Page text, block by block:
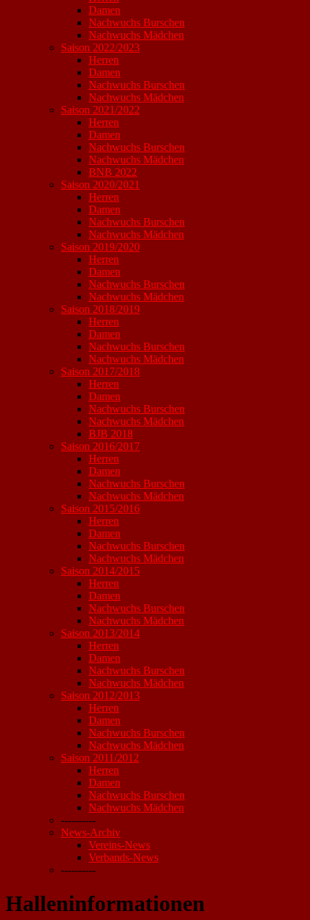
Damen
Nachwuchs Burschen
Nachwuchs Mädchen
Saison 2022/2023
Herren
Damen
Nachwuchs Burschen
Nachwuchs Mädchen
Saison 2021/2022
Herren
Damen
Nachwuchs Burschen
Nachwuchs Mädchen
BNB 2022
Saison 2020/2021
Herren
Damen
Nachwuchs Burschen
Nachwuchs Mädchen
Saison 2019/2020
Herren
Damen
Nachwuchs Burschen
Nachwuchs Mädchen
Saison 2018/2019
Herren
Damen
Nachwuchs Burschen
Nachwuchs Mädchen
Saison 2017/2018
Herren
Damen
Nachwuchs Burschen
Nachwuchs Mädchen
BJB 2018
Saison 2016/2017
Herren
Damen
Nachwuchs Burschen
Nachwuchs Mädchen
Saison 2015/2016
Herren
Damen
Nachwuchs Burschen
Nachwuchs Mädchen
Saison 2014/2015
Herren
Damen
Nachwuchs Burschen
Nachwuchs Mädchen
Saison 2013/2014
Herren
Damen
Nachwuchs Burschen
Nachwuchs Mädchen
Saison 2012/2013
Herren
Damen
Nachwuchs Burschen
Nachwuchs Mädchen
Saison 2011/2012
Herren
Damen
Nachwuchs Burschen
Nachwuchs Mädchen
----------
News-Archiv
Vereins-News
Verbands-News
----------
Halleninformationen